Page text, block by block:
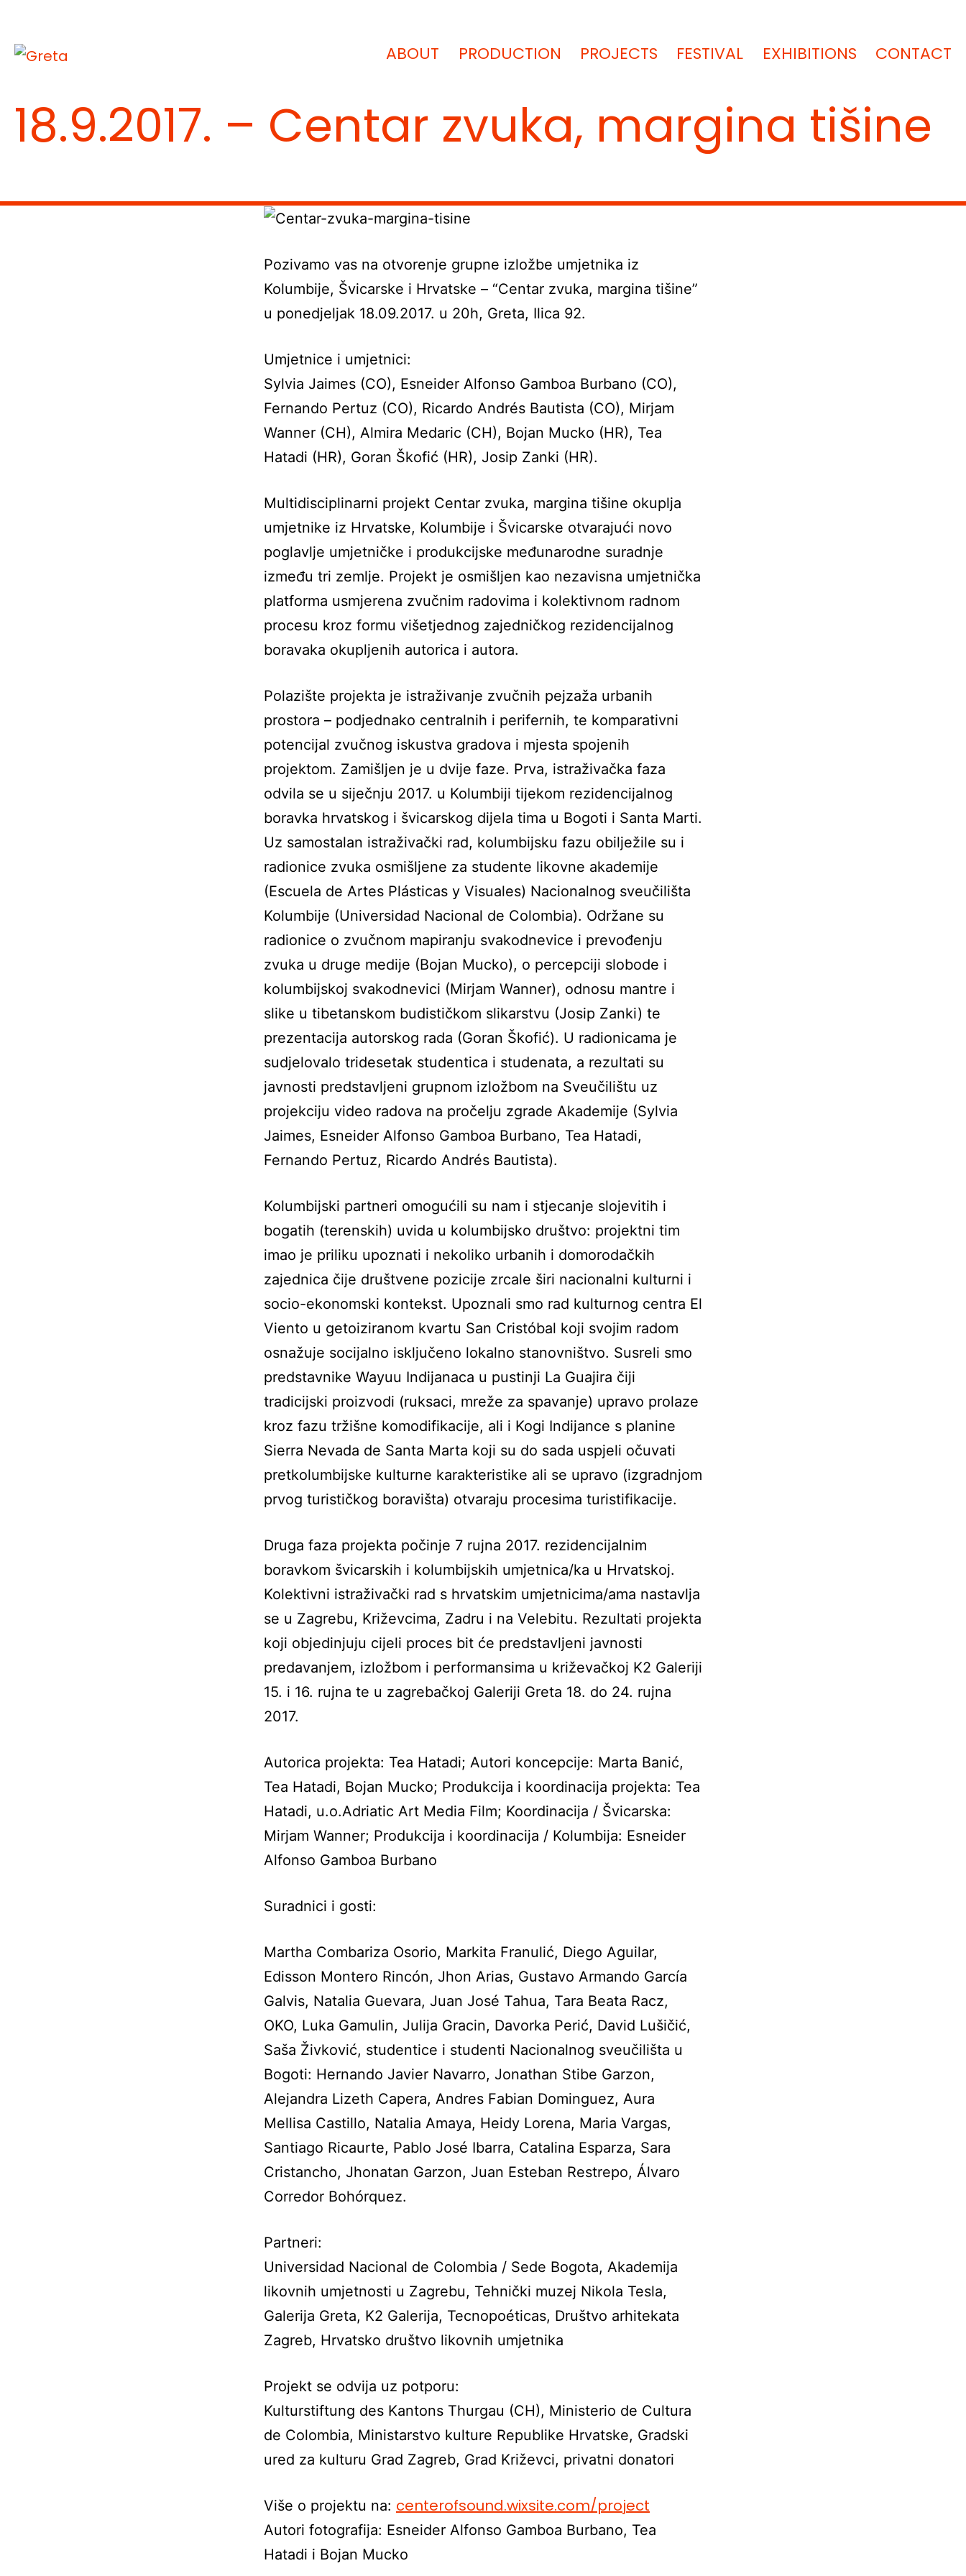
content
ABOUT PRODUCTION PROJECTS FESTIVAL EXHIBITIONS CONTACT
18.9.2017. – Centar zvuka, margina tišine
Pozivamo vas na otvorenje grupne izložbe umjetnika iz
Kolumbije, Švicarske i Hrvatske – “Centar zvuka, margina tišine”
u ponedjeljak 18.09.2017. u 20h, Greta, Ilica 92.
Umjetnice i umjetnici:
Sylvia Jaimes (CO), Esneider Alfonso Gamboa Burbano (CO),
Fernando Pertuz (CO), Ricardo Andrés Bautista (CO), Mirjam
Wanner (CH), Almira Medaric (CH), Bojan Mucko (HR), Tea
Hatadi (HR), Goran Škofić (HR), Josip Zanki (HR).
Multidisciplinarni projekt Centar zvuka, margina tišine okuplja
umjetnike iz Hrvatske, Kolumbije i Švicarske otvarajući novo
poglavlje umjetničke i produkcijske međunarodne suradnje
između tri zemlje. Projekt je osmišljen kao nezavisna umjetnička
platforma usmjerena zvučnim radovima i kolektivnom radnom
procesu kroz formu višetjednog zajedničkog rezidencijalnog
boravaka okupljenih autorica i autora.
Polazište projekta je istraživanje zvučnih pejzaža urbanih
prostora – podjednako centralnih i perifernih, te komparativni
potencijal zvučnog iskustva gradova i mjesta spojenih
projektom. Zamišljen je u dvije faze. Prva, istraživačka faza
odvila se u siječnju 2017. u Kolumbiji tijekom rezidencijalnog
boravka hrvatskog i švicarskog dijela tima u Bogoti i Santa Marti.
Uz samostalan istraživački rad, kolumbijsku fazu obilježile su i
radionice zvuka osmišljene za studente likovne akademije
(Escuela de Artes Plásticas y Visuales) Nacionalnog sveučilišta
Kolumbije (Universidad Nacional de Colombia). Održane su
radionice o zvučnom mapiranju svakodnevice i prevođenju
zvuka u druge medije (Bojan Mucko), o percepciji slobode i
kolumbijskoj svakodnevici (Mirjam Wanner), odnosu mantre i
slike u tibetanskom budističkom slikarstvu (Josip Zanki) te
prezentacija autorskog rada (Goran Škofić). U radionicama je
sudjelovalo tridesetak studentica i studenata, a rezultati su
javnosti predstavljeni grupnom izložbom na Sveučilištu uz
projekciju video radova na pročelju zgrade Akademije (Sylvia
Jaimes, Esneider Alfonso Gamboa Burbano, Tea Hatadi,
Fernando Pertuz, Ricardo Andrés Bautista).
Kolumbijski partneri omogućili su nam i stjecanje slojevitih i
bogatih (terenskih) uvida u kolumbijsko društvo: projektni tim
imao je priliku upoznati i nekoliko urbanih i domorodačkih
zajednica čije društvene pozicije zrcale širi nacionalni kulturni i
socio-ekonomski kontekst. Upoznali smo rad kulturnog centra El
Viento u getoiziranom kvartu San Cristóbal koji svojim radom
osnažuje socijalno isključeno lokalno stanovništvo. Susreli smo
predstavnike Wayuu Indijanaca u pustinji La Guajira čiji
tradicijski proizvodi (ruksaci, mreže za spavanje) upravo prolaze
kroz fazu tržišne komodifikacije, ali i Kogi Indijance s planine
Sierra Nevada de Santa Marta koji su do sada uspjeli očuvati
pretkolumbijske kulturne karakteristike ali se upravo (izgradnjom
prvog turističkog boravišta) otvaraju procesima turistifikacije.
Druga faza projekta počinje 7 rujna 2017. rezidencijalnim
boravkom švicarskih i kolumbijskih umjetnica/ka u Hrvatskoj.
Kolektivni istraživački rad s hrvatskim umjetnicima/ama nastavlja
se u Zagrebu, Križevcima, Zadru i na Velebitu. Rezultati projekta
koji objedinjuju cijeli proces bit će predstavljeni javnosti
predavanjem, izložbom i performansima u križevačkoj K2 Galeriji
15. i 16. rujna te u zagrebačkoj Galeriji Greta 18. do 24. rujna
2017.
Autorica projekta: Tea Hatadi; Autori koncepcije: Marta Banić,
Tea Hatadi, Bojan Mucko; Produkcija i koordinacija projekta: Tea
Hatadi, u.o.Adriatic Art Media Film; Koordinacija / Švicarska:
Mirjam Wanner; Produkcija i koordinacija / Kolumbija: Esneider
Alfonso Gamboa Burbano
Suradnici i gosti:
Martha Combariza Osorio, Markita Franulić, Diego Aguilar,
Edisson Montero Rincón, Jhon Arias, Gustavo Armando García
Galvis, Natalia Guevara, Juan José Tahua, Tara Beata Racz,
OKO, Luka Gamulin, Julija Gracin, Davorka Perić, David Lušičić,
Saša Živković, studentice i studenti Nacionalnog sveučilišta u
Bogoti: Hernando Javier Navarro, Jonathan Stibe Garzon,
Alejandra Lizeth Capera, Andres Fabian Dominguez, Aura
Mellisa Castillo, Natalia Amaya, Heidy Lorena, Maria Vargas,
Santiago Ricaurte, Pablo José Ibarra, Catalina Esparza, Sara
Cristancho, Jhonatan Garzon, Juan Esteban Restrepo, Álvaro
Corredor Bohórquez.
Partneri:
Universidad Nacional de Colombia / Sede Bogota, Akademija
likovnih umjetnosti u Zagrebu, Tehnički muzej Nikola Tesla,
Galerija Greta, K2 Galerija, Tecnopoéticas, Društvo arhitekata
Zagreb, Hrvatsko društvo likovnih umjetnika
Projekt se odvija uz potporu:
Kulturstiftung des Kantons Thurgau (CH), Ministerio de Cultura
de Colombia, Ministarstvo kulture Republike Hrvatske, Gradski
ured za kulturu Grad Zagreb, Grad Križevci, privatni donatori
Više o projektu na: centerofsound.wixsite.com/project
Autori fotografija: Esneider Alfonso Gamboa Burbano, Tea
Hatadi i Bojan Mucko